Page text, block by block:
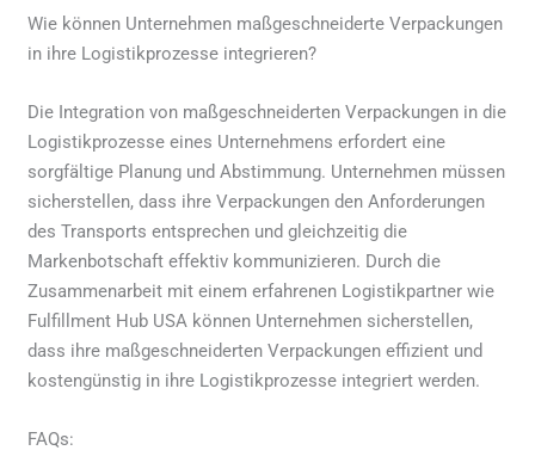
Wie können Unternehmen maßgeschneiderte Verpackungen
in ihre Logistikprozesse integrieren?
Die Integration von maßgeschneiderten Verpackungen in die
Logistikprozesse eines Unternehmens erfordert eine
sorgfältige Planung und Abstimmung. Unternehmen müssen
sicherstellen, dass ihre Verpackungen den Anforderungen
des Transports entsprechen und gleichzeitig die
Markenbotschaft effektiv kommunizieren. Durch die
Zusammenarbeit mit einem erfahrenen Logistikpartner wie
Fulfillment Hub USA können Unternehmen sicherstellen,
dass ihre maßgeschneiderten Verpackungen effizient und
kostengünstig in ihre Logistikprozesse integriert werden.
FAQs: